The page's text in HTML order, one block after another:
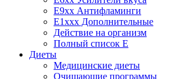
E9xx Антифламинги
E1xxx Дополнительные
Действие на организм
Полный список E
Диеты
Медицинские диеты
Очищающие программы